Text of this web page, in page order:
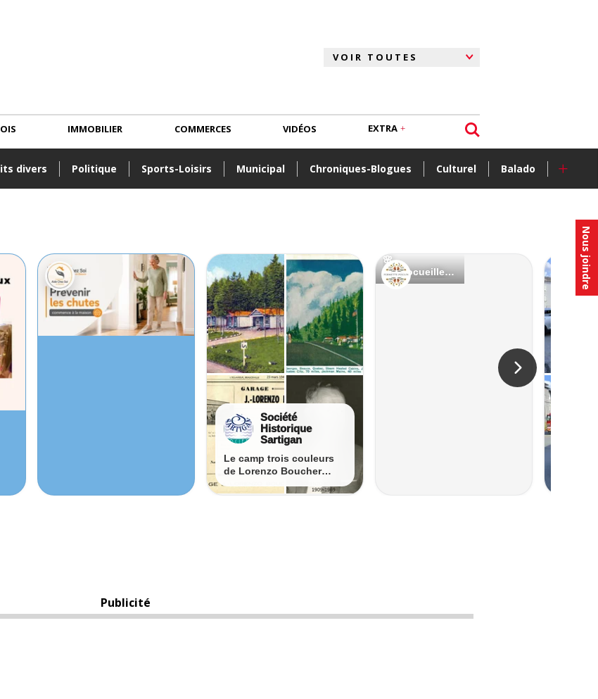
Nous joindre
divers Politique Sports-Loisirs Municipal Chroniques-Blogues Culturel Balado +
IMMOBILIER COMMERCES VIDÉOS EXTRA
Publicité